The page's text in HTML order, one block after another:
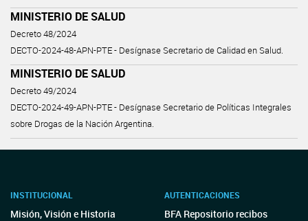
MINISTERIO DE SALUD
Decreto 48/2024
DECTO-2024-48-APN-PTE - Desígnase Secretario de Calidad en Salud.
MINISTERIO DE SALUD
Decreto 49/2024
DECTO-2024-49-APN-PTE - Desígnase Secretario de Políticas Integrales
sobre Drogas de la Nación Argentina.
INSTITUCIONAL
Misión, Visión e Historia
AUTENTICACIONES
BFA Repositorio recibos